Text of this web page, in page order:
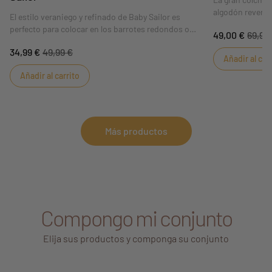
El estilo veraniego y refinado de Baby Sailor es
perfecto para colocar en los barrotes redondos o
los barrotes cerca de la cabeza del bebé para
protegerle. Se cierran con lengüetas de auto-agarre
para adaptarse a todo tipo de cunas y parques.
34,99 € 49,99 €
Añadir al carrito
algodón
sus diferentes
suelo o en el
desarrolla su
49,00 € 69,99
Añadir al
Más productos
Compongo mi conjunto
Elija sus productos y componga su conjunto